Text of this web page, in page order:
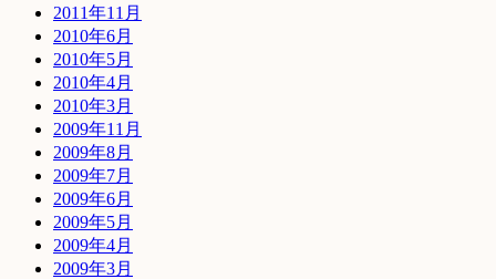
2011年11月
2010年6月
2010年5月
2010年4月
2010年3月
2009年11月
2009年8月
2009年7月
2009年6月
2009年5月
2009年4月
2009年3月